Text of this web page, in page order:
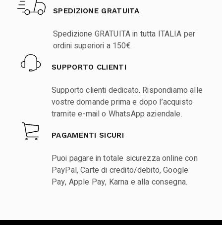
SPEDIZIONE GRATUITA
Spedizione GRATUITA in tutta ITALIA per
ordini superiori a 150€.
SUPPORTO CLIENTI
Supporto clienti dedicato. Rispondiamo alle
vostre domande prima e dopo l’acquisto
tramite e-mail o WhatsApp aziendale.
PAGAMENTI SICURI
Puoi pagare in totale sicurezza online con
PayPal, Carte di credito/debito, Google
Pay, Apple Pay, Karna e alla consegna.